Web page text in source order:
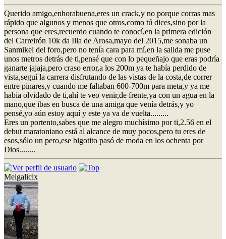
Querido amigo,enhorabuena,eres un crack,y no porque corras mas
rápido que algunos y menos que otros,como tú dices,sino por la
persona que eres,recuerdo cuando te conocí,en la primera edición
del Carreirón 10k da Illa de Arosa,mayo del 2015,me sonaba un
Sanmikel del foro,pero no tenía cara para mí,en la salida me puse
unos metros detrás de ti,pensé que con lo pequeñajo que eras podría
ganarte jajaja,pero craso error,a los 200m ya te había perdido de
vista,seguí la carrera disfrutando de las vistas de la costa,de correr
entre pinares,y cuando me faltaban 600-700m para meta,y ya me
había olvidado de ti,ahí te veo venir,de frente,ya con un agua en la
mano,que ibas en busca de una amiga que venía detrás,y yo
pensé,yo aún estoy aquí y este ya va de vuelta.........
Eres un portento,sabes que me alegro muchísimo por ti,2.56 en el
debut maratoniano está al alcance de muy pocos,pero tu eres de
esos,sólo un pero,ese bigotito pasó de moda en los ochenta por
Dios........
Meigalicix